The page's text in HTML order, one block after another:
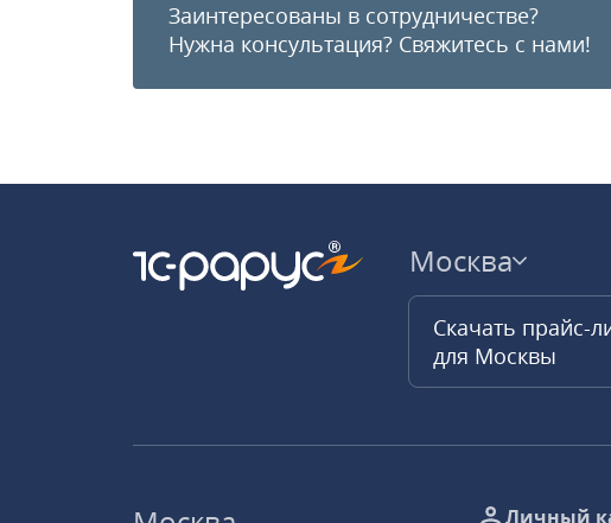
Заинтересованы в сотрудничестве?
Нужна консультация? Свяжитесь с нами!
Москва
Скачать прайс-
для Москвы
Личный